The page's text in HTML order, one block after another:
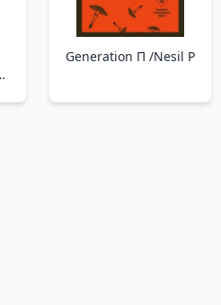
Generation П /Nesil P